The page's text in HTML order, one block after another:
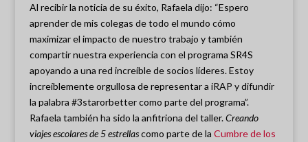
Al recibir la noticia de su éxito, Rafaela dijo: “Espero
aprender de mis colegas de todo el mundo cómo
maximizar el impacto de nuestro trabajo y también
compartir nuestra experiencia con el programa SR4S
apoyando a una red increíble de socios líderes. Estoy
increíblemente orgullosa de representar a iRAP y difundir
la palabra #3starorbetter como parte del programa”.
Rafaela también ha sido la anfitriona del taller.Creando
viajes escolares de 5 estrellascomo parte de la Cumbre de los